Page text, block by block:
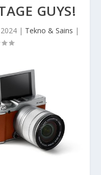
GUYS!
| Tekno & Sains |